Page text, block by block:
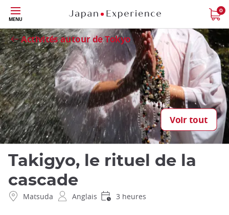
Skip
to
main
content
MENU
0
Activités autour de Tokyo
Voir tout
Fermer
Takigyo, le rituel de la
cascade
Matsuda Anglais 3 heures